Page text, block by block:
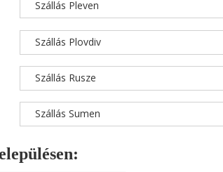
Szállás Pleven
Szállás Plovdiv
Szállás Rusze
Szállás Sumen